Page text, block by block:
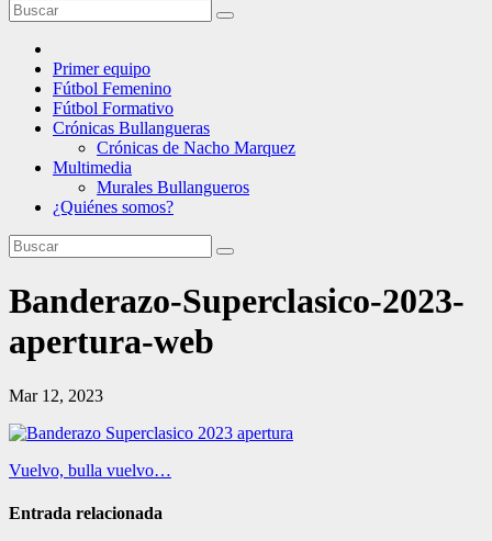
Primer equipo
Fútbol Femenino
Fútbol Formativo
Crónicas Bullangueras
Crónicas de Nacho Marquez
Multimedia
Murales Bullangueros
¿Quiénes somos?
Banderazo-Superclasico-2023-
apertura-web
Mar 12, 2023
Navegación
de
Vuelvo, bulla vuelvo…
Entrada relacionada